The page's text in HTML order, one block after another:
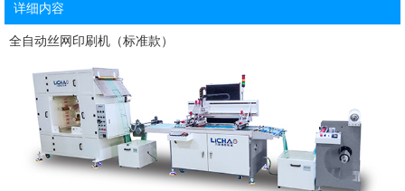
详细内容
全自动丝网印刷机（标准款）